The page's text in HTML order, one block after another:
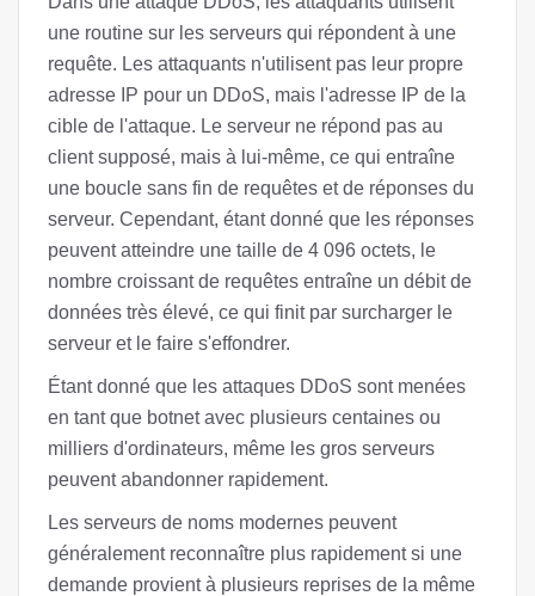
une routine sur les serveurs qui répondent à une
requête. Les attaquants n'utilisent pas leur propre
adresse IP pour un DDoS, mais l'adresse IP de la
cible de l'attaque. Le serveur ne répond pas au
client supposé, mais à lui-même, ce qui entraîne
une boucle sans fin de requêtes et de réponses du
serveur. Cependant, étant donné que les réponses
peuvent atteindre une taille de 4 096 octets, le
nombre croissant de requêtes entraîne un débit de
données très élevé, ce qui finit par surcharger le
serveur et le faire s'effondrer.
Étant donné que les attaques DDoS sont menées
en tant que botnet avec plusieurs centaines ou
milliers d'ordinateurs, même les gros serveurs
peuvent abandonner rapidement.
Les serveurs de noms modernes peuvent
généralement reconnaître plus rapidement si une
demande provient à plusieurs reprises de la même